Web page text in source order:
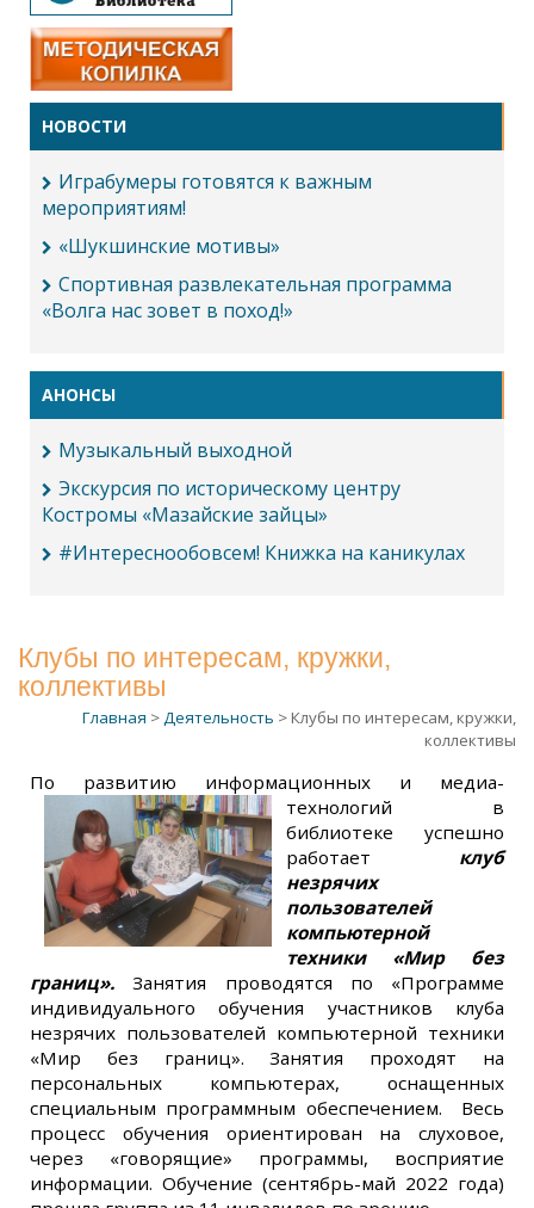
НОВОСТИ
Играбумеры готовятся к важным
мероприятиям!
«Шукшинские мотивы»
Спортивная развлекательная программа
«Волга нас зовет в поход!»
АНОНСЫ
Музыкальный выходной
Экскурсия по историческому центру
Костромы «Мазайские зайцы»
#Интереснообовсем! Книжка на каникулах
Клубы по интересам, кружки,
коллективы
Главная >Деятельность > Клубы по интересам, кружки,
коллективы
По развитию информационных и медиа-
технологий в
библиотеке успешно
работает клуб
незрячих
пользователей
компьютерной
техники «Мир без
границ».Занятия проводятся
по «Программе
индивидуального обучения участников клуба
незрячих пользователей компьютерной техники
«Мир без границ». Занятия проходят на
персональных компьютерах, оснащенных
специальным программным обеспечением. Весь
процесс обучения ориентирован на слуховое,
через «говорящие» программы, восприятие
информации. Обучение (сентябрь-май 2022 года)